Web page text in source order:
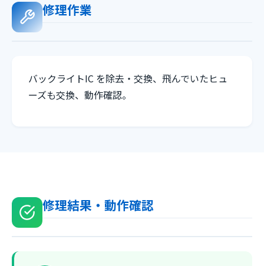
修理作業
バックライトIC を除去・交換、飛んでいたヒュ
ーズも交換、動作確認。
修理結果・動作確認